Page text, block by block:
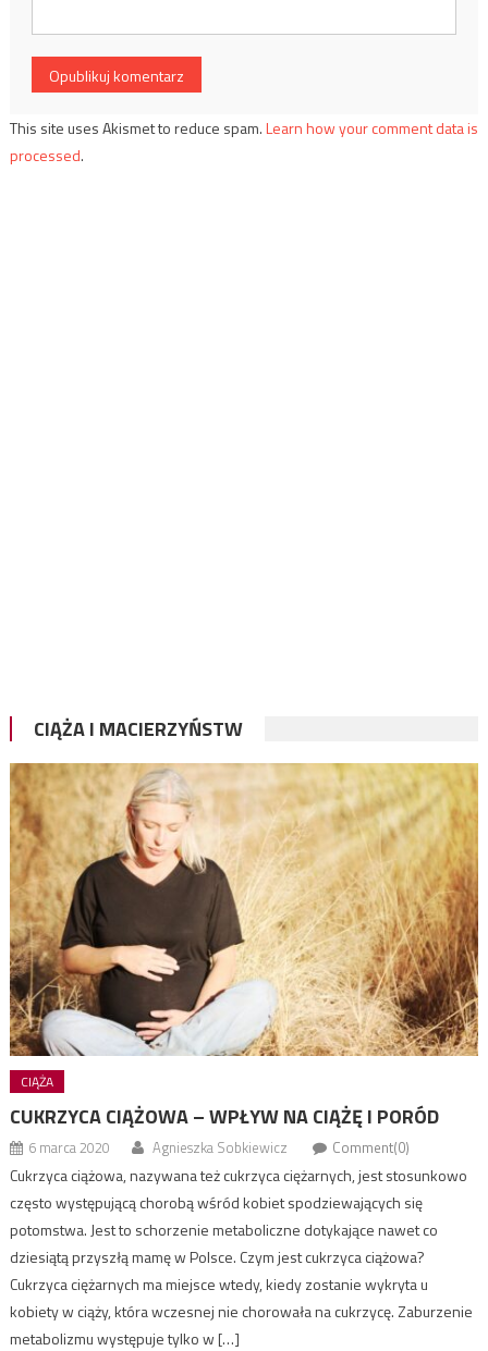
This site uses Akismet to reduce spam.Learn how your comment data is
processed.
CIĄŻA I MACIERZYŃSTW
CIĄŻA
CUKRZYCA CIĄŻOWA – WPŁYW NA CIĄŻĘ I PORÓD
6 marca 2020 Agnieszka Sobkiewicz Comment(0)
Cukrzyca ciążowa, nazywana też cukrzyca ciężarnych, jest stosunkowo
często występującą chorobą wśród kobiet spodziewających się
potomstwa. Jest to schorzenie metaboliczne dotykające nawet co
dziesiątą przyszłą mamę w Polsce. Czym jest cukrzyca ciążowa?
Cukrzyca ciężarnych ma miejsce wtedy, kiedy zostanie wykryta u
kobiety w ciąży, która wczesnej nie chorowała na cukrzycę. Zaburzenie
metabolizmu występuje tylko w […]